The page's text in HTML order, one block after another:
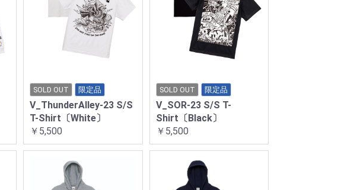
SOLD OUT 限定品
V_ThunderAlley-23 S/S
T-Shirt〔White〕
￥5,500
SOLD OUT 限定品
V_SOR-23 S/S T-
Shirt〔Black〕
￥5,500